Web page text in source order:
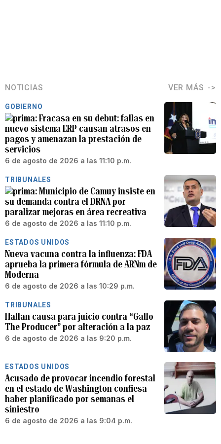
NOTICIAS VER MÁS
GOBIERNO
Fracasa en su debut: fallas en
nuevo sistema ERP causan atrasos en
pagos y amenazan la prestación de
servicios
6 de agosto de 2026 a las 11:10 p.m.
TRIBUNALES
Municipio de Camuy insiste en
su demanda contra el DRNA por
paralizar mejoras en área recreativa
6 de agosto de 2026 a las 11:10 p.m.
ESTADOS UNIDOS
Nueva vacuna contra la influenza: FDA
aprueba la primera fórmula de ARNm de
Moderna
6 de agosto de 2026 a las 10:29 p.m.
TRIBUNALES
Hallan causa para juicio contra “Gallo
The Producer” por alteración a la paz
6 de agosto de 2026 a las 9:20 p.m.
ESTADOS UNIDOS
Acusado de provocar incendio forestal
en el estado de Washington confiesa
haber planificado por semanas el
siniestro
6 de agosto de 2026 a las 9:04 p.m.